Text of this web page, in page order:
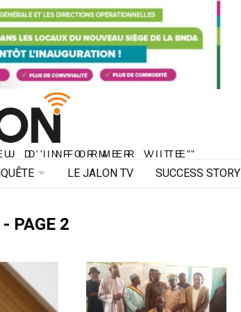
D'INFORMER VITE"
D'INFORMER VITE"
LE JALON TV SUCCESS STORY
PAGE 2